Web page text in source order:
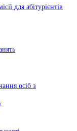
для абітурієнтів
осіб з